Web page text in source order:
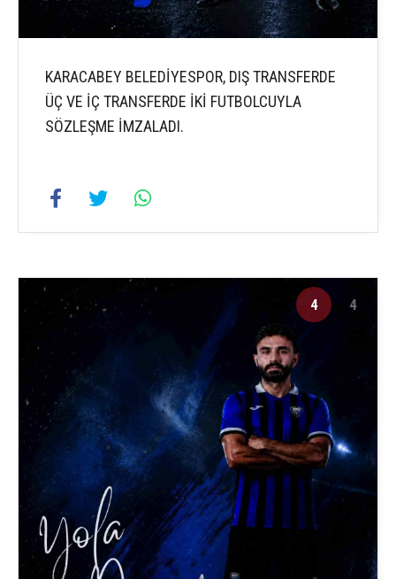
KARACABEY BELEDİYESPOR, DIŞ TRANSFERDE
ÜÇ VE İÇ TRANSFERDE İKİ FUTBOLCUYLA
SÖZLEŞME İMZALADI.
4 4